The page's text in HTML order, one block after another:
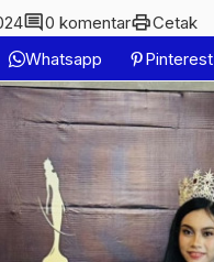
comment0 komentarprintCetak
Whatsapp Pinterest